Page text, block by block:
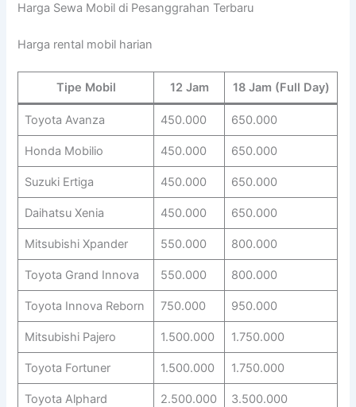
Harga Sewa Mobil di Pesanggrahan Terbaru
Harga rental mobil harian
Tipe Mobil 12 Jam 18 Jam (Full Day)
Toyota Avanza 450.000 650.000
Honda Mobilio 450.000 650.000
Suzuki Ertiga 450.000 650.000
Daihatsu Xenia 450.000 650.000
Mitsubishi Xpander 550.000 800.000
Toyota Grand Innova 550.000 800.000
Toyota Innova Reborn 750.000 950.000
Mitsubishi Pajero 1.500.000 1.750.000
Toyota Fortuner 1.500.000 1.750.000
Toyota Alphard 2.500.000 3.500.000